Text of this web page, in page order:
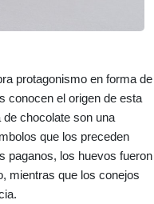
protagonismo en forma de
conocen el origen de esta
chocolate son una
que los preceden
paganos, los huevos fueron
mientras que los conejos